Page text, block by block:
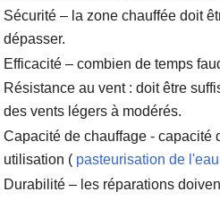
Sécurité – la zone chauffée doit
dépasser.
Efficacité – combien de temps
Résistance au vent : doit être
des vents légers à modérés.
Capacité de chauffage - capacité
utilisation ( pasteurisation de l'eau
Durabilité – les réparations